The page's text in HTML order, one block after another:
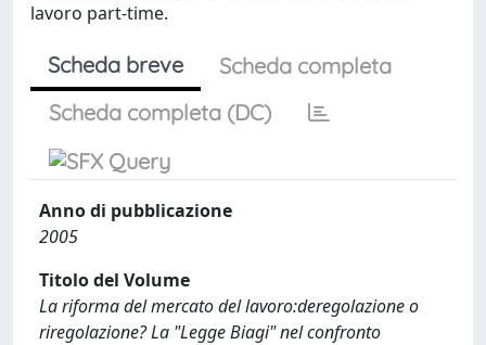
lavoro part-time.
Scheda breve
Scheda completa
Scheda completa (DC)
Anno di pubblicazione
2005
Titolo del Volume
La riforma del mercato del lavoro:deregolazione o
riregolazione? La "Legge Biagi" nel confronto